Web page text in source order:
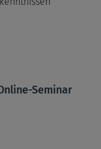
Seminar